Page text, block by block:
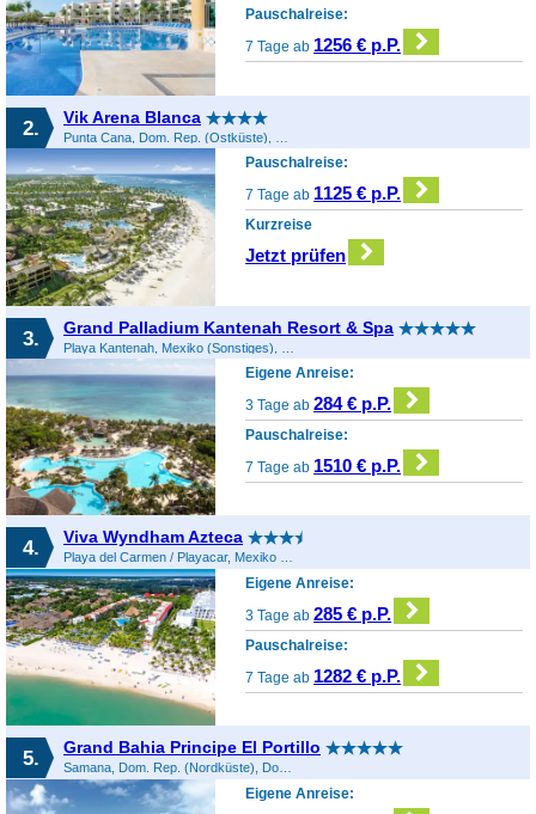
Pauschalreise:
7 Tage ab 1256 € p.P.
2. Vik Arena Blanca
Pauschalreise:
7 Tage ab 1125 € p.P.
Kurzreise
Jetzt prüfen
3. Grand Palladium Kantenah Resort & Spa
Eigene Anreise:
3 Tage ab284 € p.P.
Pauschalreise:
7 Tage ab 1510 € p.P.
4. Viva Wyndham Azteca
Playa del Carmen / Playacar, Mexiko (Sonstiges), Mexiko
Eigene Anreise:
3 Tage ab285 € p.P.
Pauschalreise:
7 Tage ab 1282 € p.P.
5. Grand Bahia Principe El Portillo
Samana, Dom. Rep. (Nordküste), Dominikanische Republik
Eigene Anreise: